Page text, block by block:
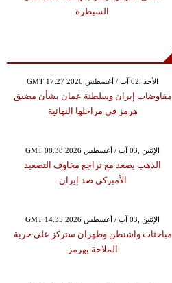
السيطرة
GMT 17:27 2026 الأحد ,02 آب / أغسطس
مفاوضات إيران وسلطنة عمان بشأن مضيق
هرمز في مراحلها النهائية
GMT 08:38 2026 الإثنين ,03 آب / أغسطس
الذهب يصعد مع تراجع مخاوف التصعيد
الأميركي ضد إيران
GMT 14:35 2026 الإثنين ,03 آب / أغسطس
مباحثات واشنطن وطهران ستركز على حرية
الملاحة بهرمز